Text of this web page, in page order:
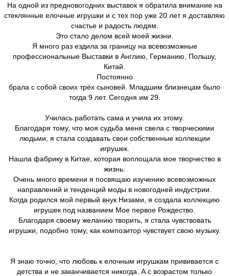
На одной из предновогодних выставок я обратила внимание на
стеклянные елочные игрушки и с тех пор уже 20 лет я доставляю
счастье и радость людям.
Это стало делом всей моей жизни.
Я много раз ездила за границу на всевозможные
профессиональные Выставки в Англию, Германию, Польшу,
Китай.
Постоянно
брала с собой своих трёх сыновей. Младшим близнецам было
тогда 9 лет. Сегодня им 29.
Училась работать сама и учила их этому.
Благодаря тому, что моя судьба меня свела с творческими
людьми, я стала создавать свои собственные коллекции
игрушек.
Нашла фабрику в Китае, которая воплощала мое творчество в
жизнь.
Очень много времени я посвящаю изучению всевозможных
направлений и тенденций моды в новогодней индустрии.
Когда родился мой первый внук Низами, я создала коллекцию
игрушек под названием Мое первое Рождество.
Благодаря своему желанию творить, я стала чувствовать
игрушки, подобно тому, как композитор чувствует свою музыку.
Я знаю точно, что любовь к елочным игрушкам прививается с
детства и не заканчивается никогда. А с возрастом только